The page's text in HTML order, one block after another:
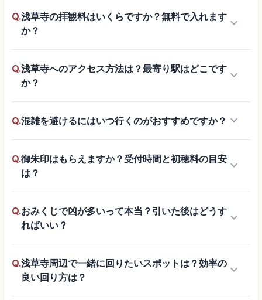
Q.浅草寺の拝観料はいくらですか？無料で入れます
か？
keyboard_arrow_down
Q.浅草寺へのアクセス方法は？最寄り駅はどこです
か？
keyboard_arrow_down
Q.混雑を避けるにはいつ行くのがおすすめですか？ keyboard_arrow_down
Q.御朱印はもらえますか？受付時間と初穂料の目安
は？
keyboard_arrow_down
Q.おみくじで凶が多いって本当？引いた後はどうす
ればいい？
keyboard_arrow_down
Q.浅草寺周辺で一緒に回りたいスポットは？効率の
良い回り方は？
keyboard_arrow_down